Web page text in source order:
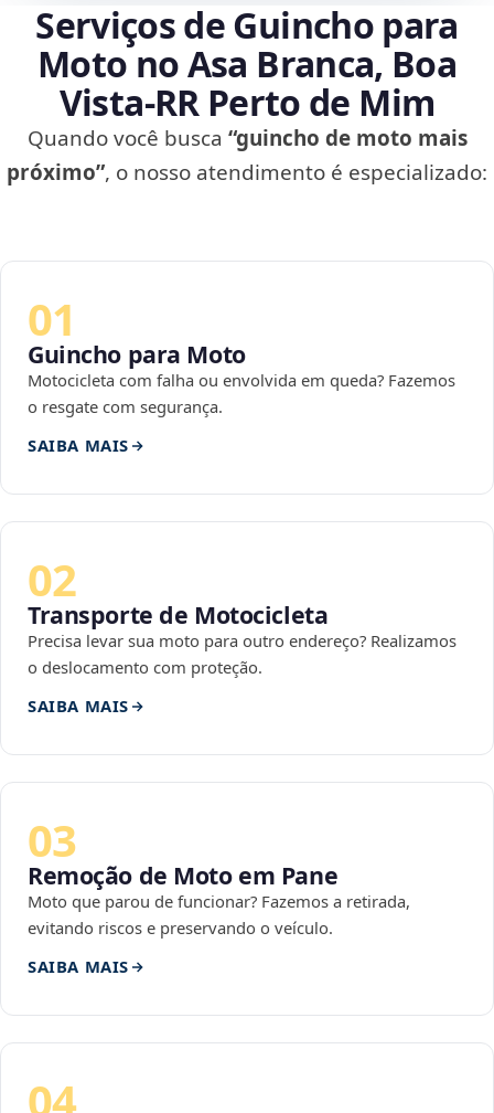
Serviços de Guincho para
Moto no Asa Branca, Boa
Vista‑RR Perto de Mim
Quando você busca “guincho de moto mais
próximo”, o nosso atendimento é especializado:
01
Guincho para Moto
Motocicleta com falha ou envolvida em queda? Fazemos
o resgate com segurança.
SAIBA MAIS
02
Transporte de Motocicleta
Precisa levar sua moto para outro endereço? Realizamos
o deslocamento com proteção.
SAIBA MAIS
03
Remoção de Moto em Pane
Moto que parou de funcionar? Fazemos a retirada,
evitando riscos e preservando o veículo.
SAIBA MAIS
04